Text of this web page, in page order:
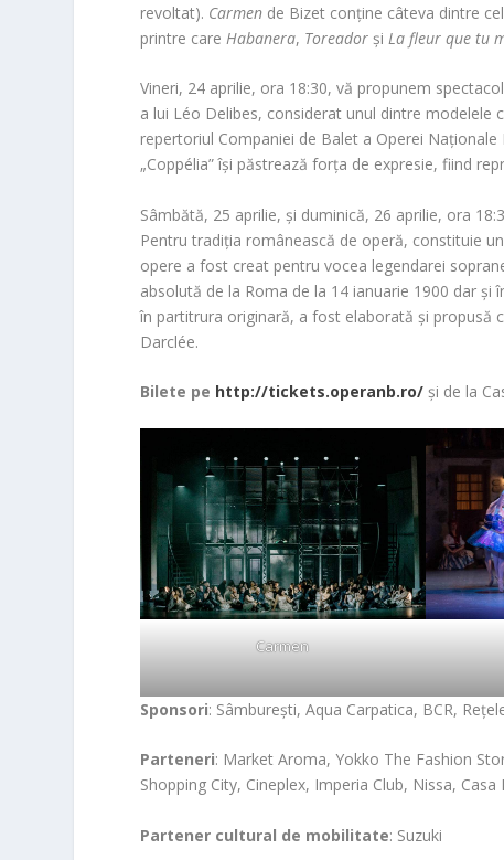
revoltat). Carmen de Bizet conține câteva dintre
printre careHabanera, Toreador șiLa fleur que tu
Vineri, 24 aprilie, ora 18:30, vă propunem
a lui Léo Delibes, considerat unul dintre modelele
repertoriul Companiei de Balet a Operei
„Coppélia” își păstrează forța de expresie, fiind
Sâmbătă, 25 aprilie, și duminică, 26 aprilie, ora
Pentru tradiția românească de operă, constituie
opere a fost creat pentru vocea legendarei
absolută de la Roma de la 14 ianuarie 1900 dar și
în partitrura originară, a fost elaborată și propusă
Darclée.
Bilete pe http://tickets.operanb.ro/ și de la
Carmen
Sponsori: Sâmburești, Aqua Carpatica, BCR,
Parteneri: Market Aroma, Yokko The Fashion
Shopping City, Cineplex, Imperia Club, Nissa, Casa
Partener cultural de mobilitate: Suzuki